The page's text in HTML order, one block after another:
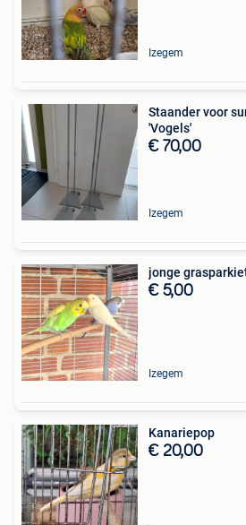
Izegem
Staander voor
'Vogels'
€ 70,00
Izegem
jonge
€ 5,00
Izegem
Kanariepop
€ 20,00